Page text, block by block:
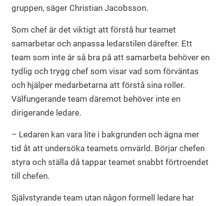
gruppen, säger Christian Jacobsson.
Som chef är det viktigt att förstå hur teamet
samarbetar och anpassa ledarstilen därefter. Ett
team som inte är så bra på att samarbeta behöver en
tydlig och trygg chef som visar vad som förväntas
och hjälper medarbetarna att förstå sina roller.
Välfungerande team däremot behöver inte en
dirigerande ledare.
– Ledaren kan vara lite i bakgrunden och ägna mer
tid åt att undersöka teamets omvärld. Börjar chefen
styra och ställa då tappar teamet snabbt förtroendet
till chefen.
Självstyrande team utan någon formell ledare har